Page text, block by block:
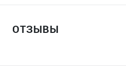
ОТЗЫВЫ